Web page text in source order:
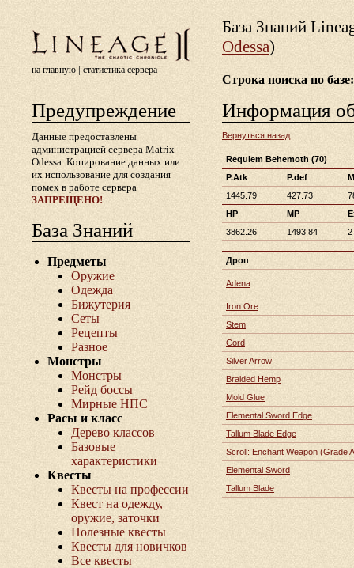
на главную | статистика сервера
База Знаний
Odessa)
Строка поиска по базе:
Предупреждение
Данные предоставлены
администрацией сервера Matrix
Odessa. Копирование данных или
их использование для создания
помех в работе сервера
ЗАПРЕЩЕНО!
База Знаний
Предметы
Оружие
Одежда
Бижутерия
Сеты
Рецепты
Разное
Монстры
Монстры
Рейд боссы
Мирные НПС
Расы и класс
Дерево классов
Базовые
характеристики
Квесты
Квесты на профессии
Квест на одежду,
оружие, заточки
Полезные квесты
Квесты для новичков
Все квесты
Информация
Вернуться назад
Requiem Behemoth (70)
P.Atk
P.def
1445.79
427.73
HP
MP
3862.26
1493.84
Дроп
Adena
Iron Ore
Stem
Cord
Silver Arrow
Braided Hemp
Mold Glue
Elemental Sword Edge
Tallum Blade Edge
Scroll: Enchant Weapon (Grade
Elemental Sword
Tallum Blade